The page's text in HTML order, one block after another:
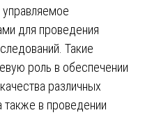
для проведения
Такие
роль в обеспечении
различных
также в проведении